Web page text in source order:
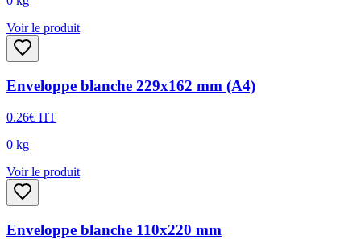
Voir le produit
Enveloppe blanche 229x162 mm (A4)
0.26€ HT
0 kg
Voir le produit
Enveloppe blanche 110x220 mm